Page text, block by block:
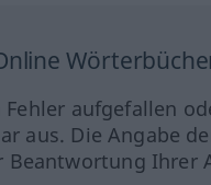
aufgefallen
aus. Die Angabe
Beantwortung Ihrer